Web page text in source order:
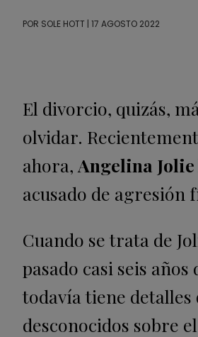
POR SOLE HOTT | 17 AGOSTO 2022
El divorcio, quizás,
olvidar.
ahora, Angelina Jolie
acusado de agresión
Cuando se trata de
pasado casi seis
todavía tiene detalles
desconocidos sobre